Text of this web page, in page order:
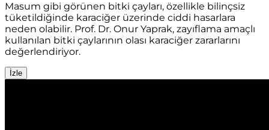
Masum gibi görünen bitki çayları, özellikle bilinçsiz
tüketildiğinde karaciğer üzerinde ciddi hasarlara
neden olabilir. Prof. Dr. Onur Yaprak, zayıflama amaçlı
kullanılan bitki çaylarının olası karaciğer zararlarını
değerlendiriyor.
İzle